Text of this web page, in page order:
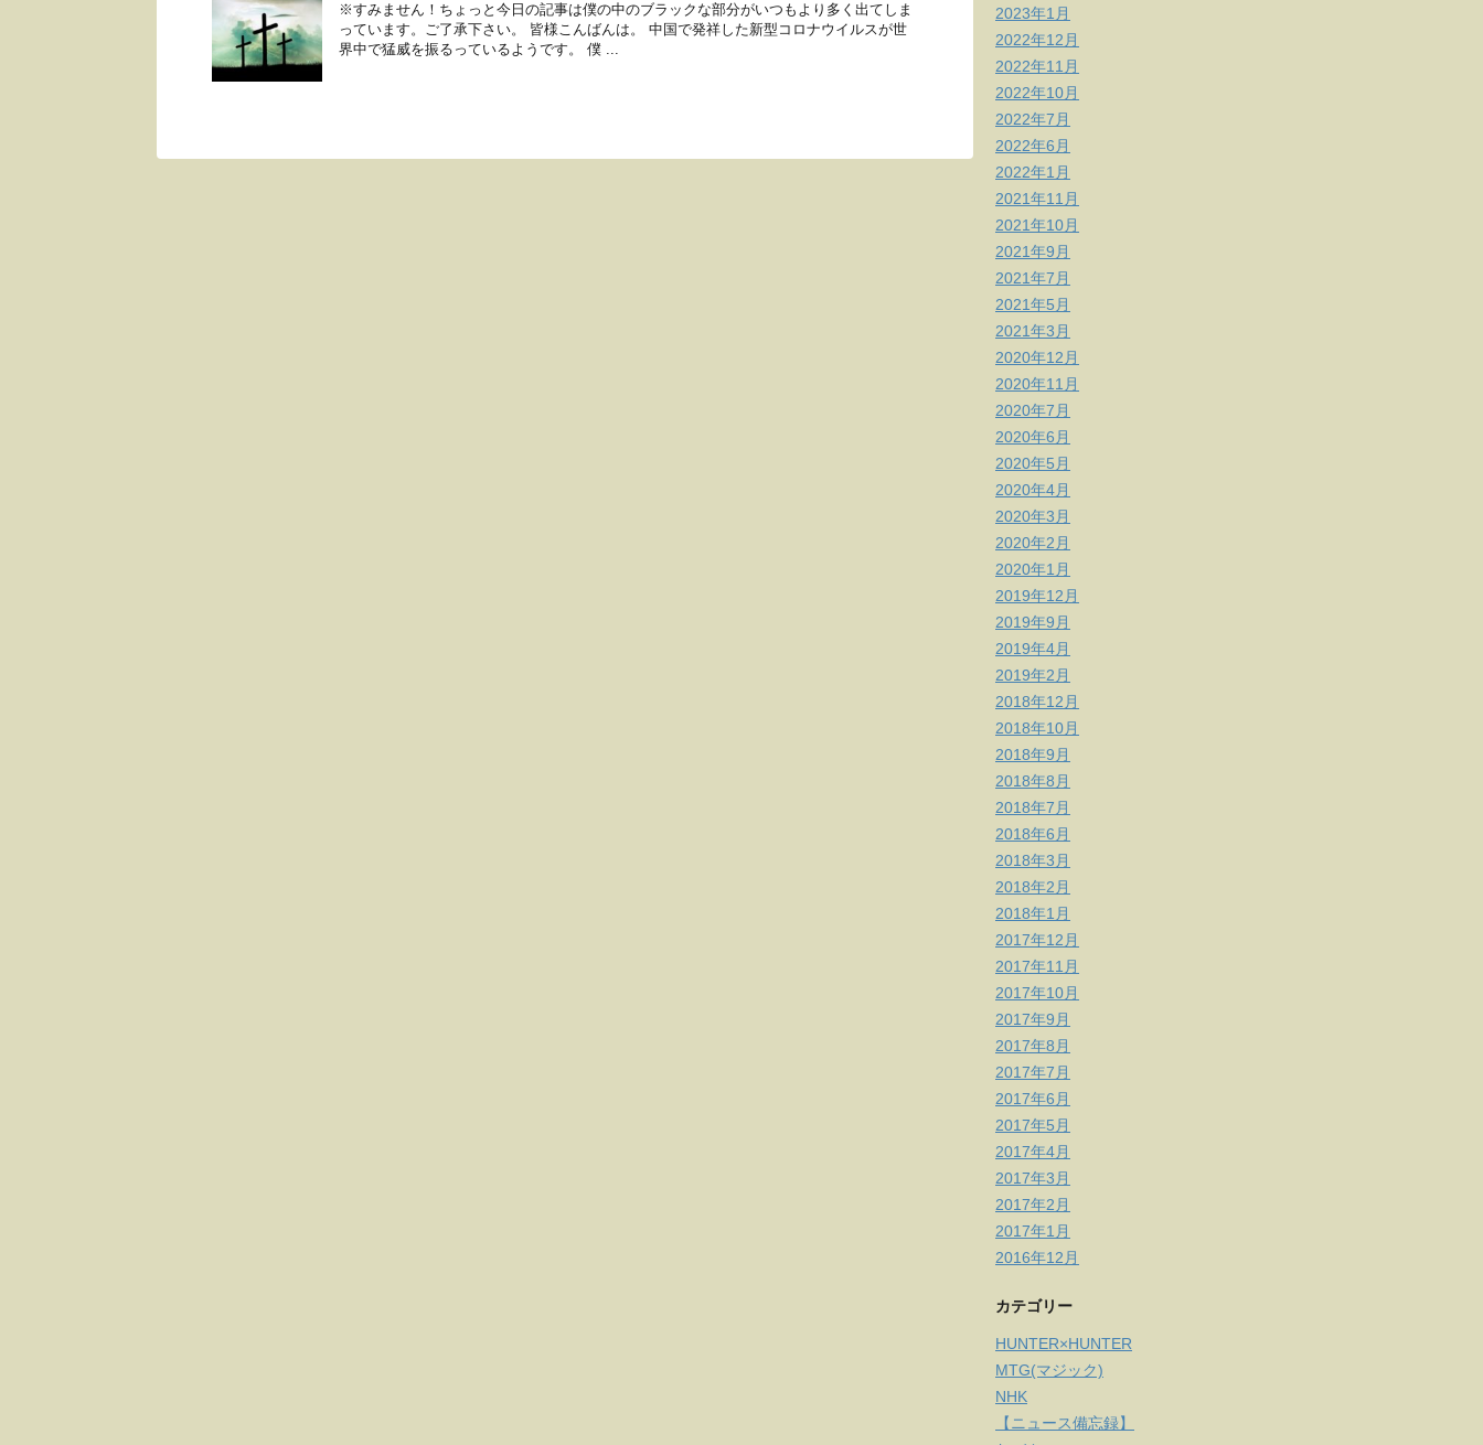
※すみません！ちょっと今日の記事は僕の中のブラックな部分がいつもより多く出てしま
っています。ご了承下さい。 皆様こんばんは。 中国で発祥した新型コロナウイルスが世
界中で猛威を振るっているようです。 僕 ...
2023年1月
2022年12月
2022年11月
2022年10月
2022年7月
2022年6月
2022年1月
2021年11月
2021年10月
2021年9月
2021年7月
2021年5月
2021年3月
2020年12月
2020年11月
2020年7月
2020年6月
2020年5月
2020年4月
2020年3月
2020年2月
2020年1月
2019年12月
2019年9月
2019年4月
2019年2月
2018年12月
2018年10月
2018年9月
2018年8月
2018年7月
2018年6月
2018年3月
2018年2月
2018年1月
2017年12月
2017年11月
2017年10月
2017年9月
2017年8月
2017年7月
2017年6月
2017年5月
2017年4月
2017年3月
2017年2月
2017年1月
2016年12月
カテゴリー
HUNTER×HUNTER
MTG(マジック)
NHK
【ニュース備忘録】